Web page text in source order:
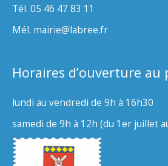
Tél. 05 46 47 83 11
Mél. mairie@labree.fr
Horaires d’ouverture au
lundi au vendredi de 9h à 16h30
samedi de 9h à 12h (du 1er juillet